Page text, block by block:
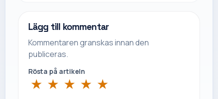
Lägg till kommentar
Kommentaren granskas innan den
publiceras.
Rösta på artikeln
★ ★ ★ ★ ★